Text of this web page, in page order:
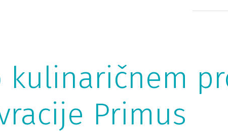
kulinaričnem
Primus